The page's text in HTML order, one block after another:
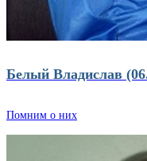
Белый Владислав
Помним о них